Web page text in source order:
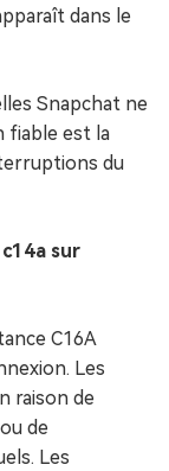
dans le
Snapchat ne
fiable est la
du
sur
C16A
Les
raison de
de
Les